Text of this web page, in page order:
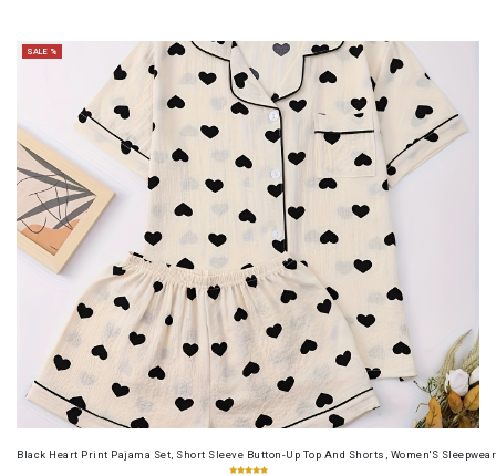
SALE %
Black Heart Print Pajama Set, Short Sleeve Button-Up Top And Shorts, Women'S